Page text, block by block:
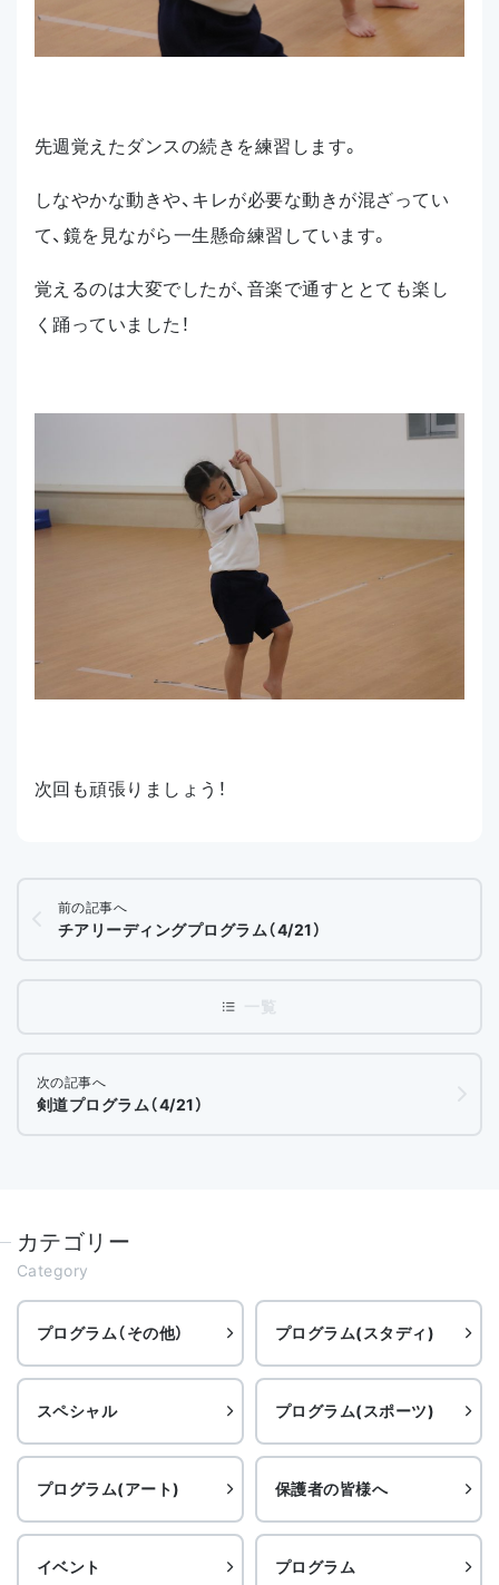
先週覚えたダンスの続きを練習します。
しなやかな動きや、キレが必要な動きが混ざってい
て、鏡を見ながら一生懸命練習しています。
覚えるのは大変でしたが、音楽で通すととても楽し
く踊っていました！
次回も頑張りましょう！
前の記事へ
チアリーディングプログラム（4/21）
次の記事へ
剣道プログラム（4/21）
カテゴリー
Category
プログラム（その他） プログラム(スタディ)
スペシャル プログラム(スポーツ)
プログラム(アート) 保護者の皆様へ
イベント プログラム